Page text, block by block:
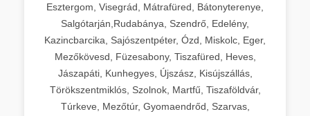
Esztergom, Visegrád, Mátrafüred, Bátonyterenye,
Salgótarján,Rudabánya, Szendrő, Edelény,
Kazincbarcika, Sajószentpéter, Ózd, Miskolc, Eger,
Mezőkövesd, Füzesabony, Tiszafüred, Heves,
Jászapáti, Kunhegyes, Újszász, Kisújszállás,
Törökszentmiklós, Szolnok, Martfű, Tiszaföldvár,
Túrkeve, Mezőtúr, Gyomaendrőd, Szarvas,